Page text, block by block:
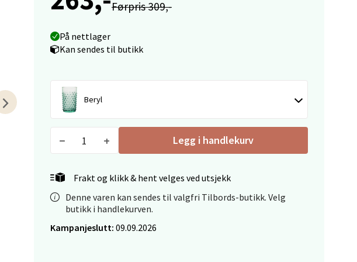
Førpris 309,-
På nettlager
Kan sendes til butikk
Beryl
Legg i handlekurv
Frakt og klikk & hent velges ved utsjekk
Denne varen kan sendes til valgfri Tilbords-butikk. Velg
butikk i handlekurven.
Kampanjeslutt: 09.09.2026
Velg